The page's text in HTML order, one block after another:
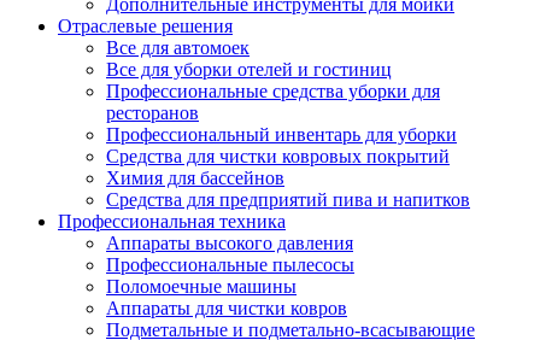
Дополнительные инструменты для мойки
Отраслевые решения
Все для автомоек
Все для уборки отелей и гостиниц
Профессиональные средства уборки для
ресторанов
Профессиональный инвентарь для уборки
Средства для чистки ковровых покрытий
Химия для бассейнов
Cредства для предприятий пива и напитков
Профессиональная техника
Аппараты высокого давления
Профессиональные пылесосы
Поломоечные машины
Аппараты для чистки ковров
Подметальные и подметально-всасывающие